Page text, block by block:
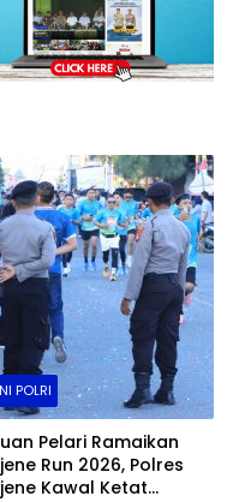
POLRI
Pelari Ramaikan
Run 2026, Polres
Kawal Ketat